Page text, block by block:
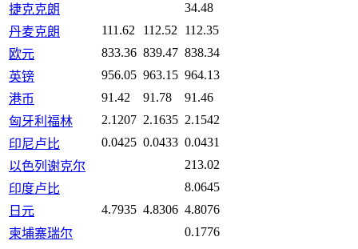
捷克克朗
34.48
丹麦克朗
111.62 112.52
112.35
欧元
833.36 839.47 838.34
英镑
956.05 963.15 964.13
港币
91.42 91.78
91.46
匈牙利福林
2.1207 2.1635 2.1542
印尼卢比
0.0425 0.0433 0.0431
以色列谢克尔
213.02
印度卢比
8.0645
日元
4.7935 4.8306 4.8076
柬埔寨瑞尔
0.1776